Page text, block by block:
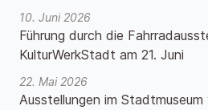
10. Juni 2026
Führung durch die
KulturWerkStadt am 21. Juni
22. Mai 2026
Ausstellungen im